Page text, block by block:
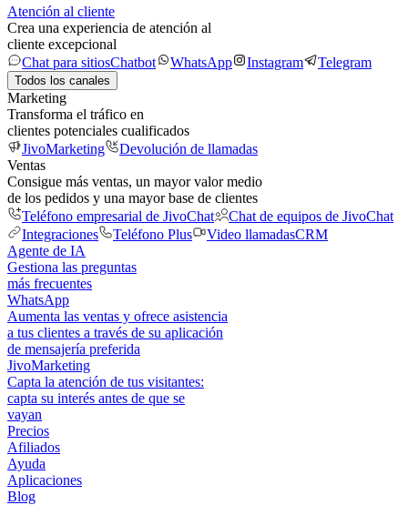
Atención al cliente
Crea una experiencia de atención al
cliente excepcional
Chat para sitiosChatbot WhatsApp Instagram Telegram
Todos los canales
Marketing
Transforma el tráfico en
clientes potenciales cualificados
JivoMarketing
Devolución de llamadas
Ventas
Consigue más ventas, un mayor valor medio
de los pedidos y una mayor base de clientes
Teléfono empresarial de JivoChat
Chat de equipos de JivoChat
Integraciones
Teléfono Plus Video llamadasCRM
Agente de IA
Gestiona las preguntas
más frecuentes
WhatsApp
Aumenta las ventas y ofrece asistencia
a tus clientes a través de su aplicación
de mensajería preferida
JivoMarketing
Capta la atención de tus visitantes:
capta su interés antes de que se
vayan
Precios
Afiliados
Ayuda
Aplicaciones
Blog